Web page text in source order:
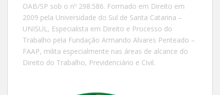
OAB/SP sob o nº 298.586. Formado em Direito em
2009 pela Universidade do Sul de Santa Catarina –
UNISUL, Especialista em Direito e Processo do
Trabalho pela Fundação Armando Alvares Penteado –
FAAP, milita especialmente nas áreas de alcance do
Direito do Trabalho, Previdenciário e Civil.